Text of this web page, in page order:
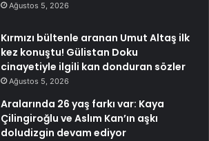
Ağustos 5, 2026
Kırmızı bültenle aranan Umut Altaş ilk
kez konuştu! Gülistan Doku
cinayetiyle ilgili kan donduran sözler
Ağustos 5, 2026
Aralarında 26 yaş farkı var: Kaya
Çilingiroğlu ve Aslım Kan’ın aşkı
doludizgin devam ediyor